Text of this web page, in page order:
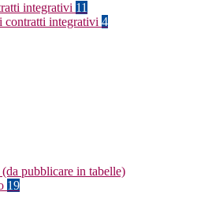
integrativi 11
contratti integrativi 4
pubblicare in tabelle)
19